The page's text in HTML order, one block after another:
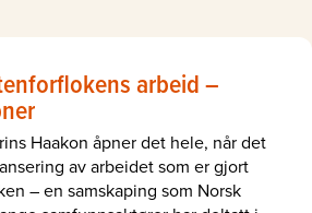
arbeid –
Haakon åpner det hele, når det
av arbeidet som er gjort
– en samskaping som Norsk